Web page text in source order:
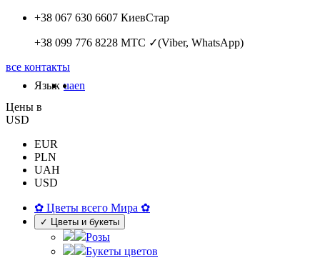
+38 067 630 6607 КиевСтар
+38 099 776 8228 МТС ✓(Viber, WhatsApp)
все контакты
Язык uaen
Цены в
USD
EUR
PLN
UAH
USD
✿ Цветы всего Мира ✿
✓ Цветы и букеты
Розы
Букеты цветов